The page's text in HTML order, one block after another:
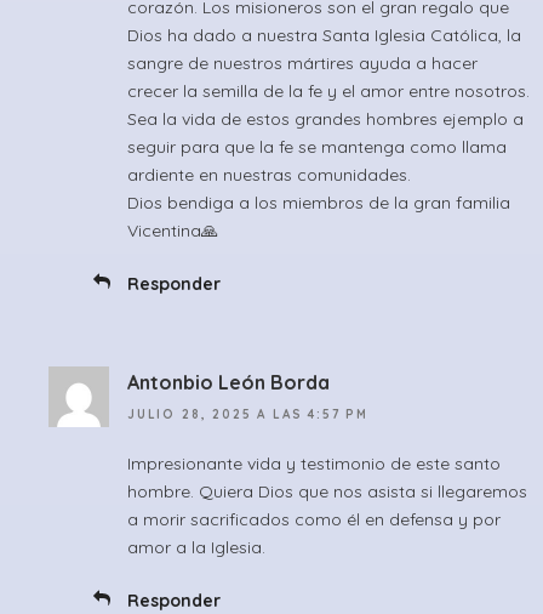
corazón. Los misioneros son el gran regalo que
Dios ha dado a nuestra Santa Iglesia Católica, la
sangre de nuestros mártires ayuda a hacer
crecer la semilla de la fe y el amor entre nosotros.
Sea la vida de estos grandes hombres ejemplo a
seguir para que la fe se mantenga como llama
ardiente en nuestras comunidades.
Dios bendiga a los miembros de la gran familia
Vicentina🙏
Responder
Antonbio León Borda
JULIO 28, 2025 A LAS 4:57 PM
Impresionante vida y testimonio de este santo
hombre. Quiera Dios que nos asista si llegaremos
a morir sacrificados como él en defensa y por
amor a la Iglesia.
Responder